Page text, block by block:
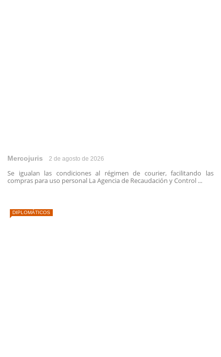
Mercojuris 2 de agosto de 2026
Se igualan las condiciones al régimen de courier, facilitando las
compras para uso personal La Agencia de Recaudación y Control ...
DIPLOMÁTICOS